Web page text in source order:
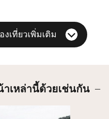
เที่ยวเพิ่มเติม
เหล่านี้ด้วยเช่นกัน